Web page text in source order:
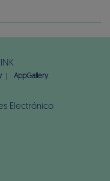
AppGallery
Electrónico